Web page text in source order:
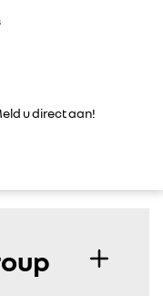
u direct aan!